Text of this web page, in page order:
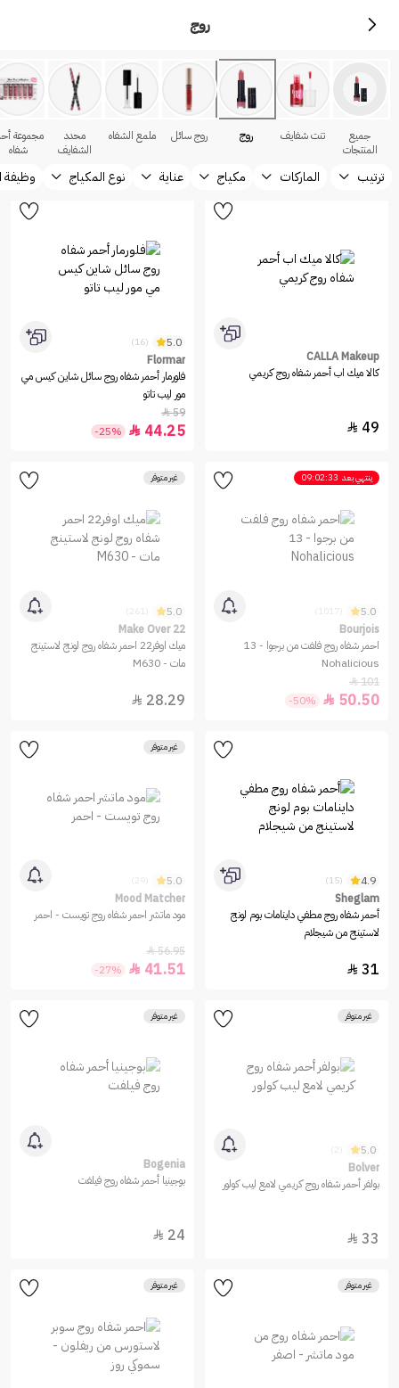
روج
جميع
المنتجات
تنت شفايف روج روج سائل ملمع الشفاه
محدد
الشفايف
مجموعة
شفاه
ترتيب الماركات مكياج عناية نوع المكياج وظيفة
CALLA Makeup
كالا ميك اب أحمر شفاه روج كريمي
49

5.0
(16)
Flormar
فلورمار أحمر شفاه روج سائل شاين كيس مي
مور ليب تاتو
59

44.25

-25%
ينتهي بعد 09:02:33
5.0
Bourjois
احمر شفاه روج فلفت من برجوا - 13
Nohalicious
101

50.50

-50%
غير متوفر
5.0
Make Over 22
ميك اوفر22 احمر شفاه روج لونج لاستينج
مات - M630
28.29

4.9
(15)
Sheglam
أحمر شفاه روج مطفي داينامات بوم لونج
لاستينج من شيجلام
31

غير متوفر
5.0
Mood Matcher
مود ماتشر احمر شفاه روج تويست - احمر
56.95

41.51

-27%
غير متوفر
5.0
Bolver
بولفر أحمر شفاه روج كريمي لامع ليب كولور
33

غير متوفر
Bogenia
بوجينيا أحمر شفاه روج فيلفت
24

غير متوفر غير متوفر